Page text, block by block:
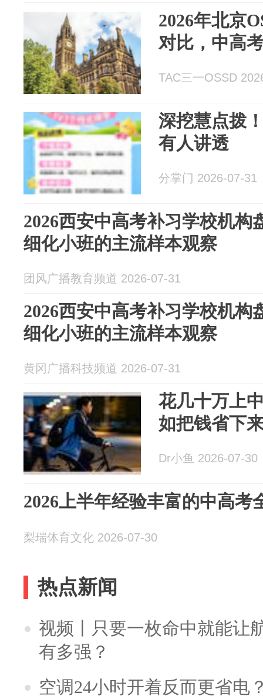
2026年北京
对比，中高
TAC三一OSSD
深挖慧点拨
有人讲透
分掌门 2026-07-31
2026西安中高考补习学校机构
细化小班的主流样本观察
团风广播教育频道 2026-07-31
2026西安中高考补习学校机构
细化小班的主流样本观察
黄冈广播科技频道 2026-07-31
花几十万上
如把钱省下
Dr小鱼 2026-07-30
2026上半年经验丰富的中高考
梨瑞体育文化 2026-07-30
热点新闻
视频丨只要一枚命中就能让
有多强？
空调24小时开着反而更省电